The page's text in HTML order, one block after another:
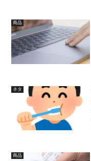
商品
ネタ
商品